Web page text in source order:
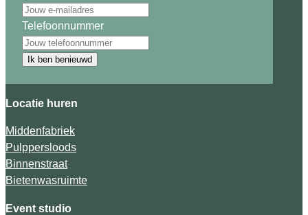
Telefoonnummer
Ik ben benieuwd
Locatie huren
Middenfabriek
Pulppersloods
Binnenstraat
Bietenwasruimte
Event studio